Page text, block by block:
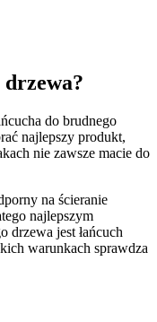
drzewa?
do brudnego
najlepszy produkt,
nie zawsze macie do
na ścieranie
najlepszym
drzewa jest łańcuch
warunkach sprawdza